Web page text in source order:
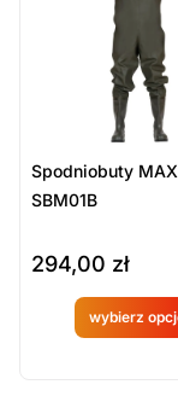
Spodniobuty
SBM01B
294,00 zł
wybierz